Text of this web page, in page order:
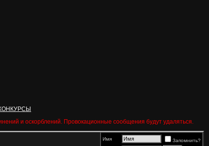
и оскорблений. Провокационные сообщения будут удаляться.
Имя
Запомнить?